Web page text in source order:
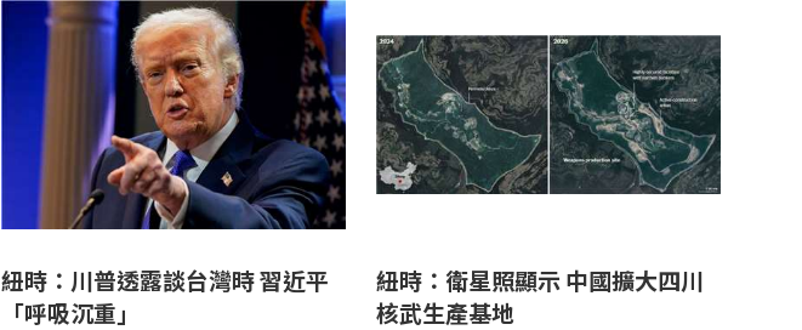
紐時：川普透露談台灣時 習近平
「呼吸沉重」
紐時：衛星照顯示 中國擴大四川
核武生產基地